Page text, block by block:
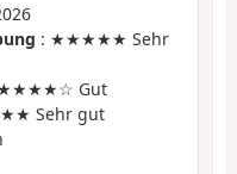
: ★★★★★ Sehr
Gut
Sehr gut